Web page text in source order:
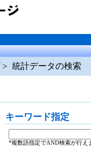
> 統計データの検索
キーワード指定
*複数語指定でAND検索が行え